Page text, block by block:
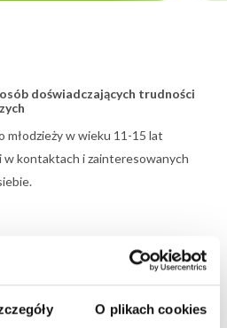
O plikach cookies
doświadczających trudności
młodzieży w wieku 11-15 lat
w kontaktach i zainteresowanych
swobodnego wyrażania
– wyrażania własnego zdania
przynależności do grupy